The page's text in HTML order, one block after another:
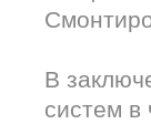
В
систем в